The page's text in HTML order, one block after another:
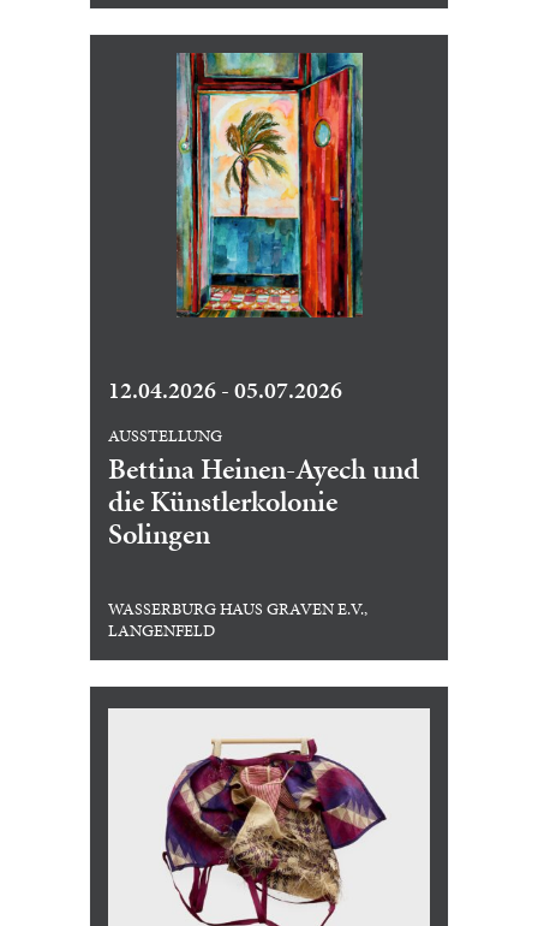
12.04.2026 - 05.07.2026
AUSSTELLUNG
Bettina Heinen-Ayech und
die Künstlerkolonie
Solingen
WASSERBURG HAUS GRAVEN E.V.,
LANGENFELD